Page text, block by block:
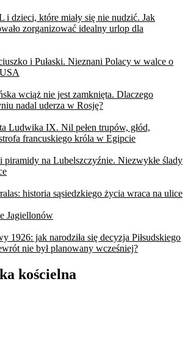
i dzieci, które miały się nie nudzić. Jak
zorganizować idealny urlop dla
i Pułaski. Nieznani Polacy w walce o
wciąż nie jest zamknięta. Dlaczego
nadal uderza w Rosję?
Ludwika IX. Nil pełen trupów, głód,
francuskiego króla w Egipcie
piramidy na Lubelszczyźnie. Niezwykłe ślady
historia sąsiedzkiego życia wraca na ulice
Jagiellonów
1926: jak narodziła się decyzja Piłsudskiego
nie był planowany wcześniej?
kościelna